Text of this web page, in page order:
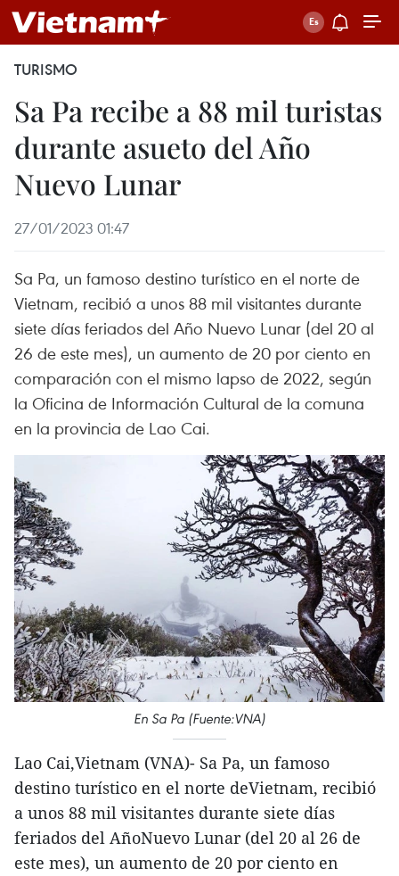
TURISMO
Sa Pa recibe a 88 mil turistas
durante asueto del Año
Nuevo Lunar
27/01/2023 01:47
Sa Pa, un famoso destino turístico en el norte de
Vietnam, recibió a unos 88 mil visitantes durante
siete días feriados del Año Nuevo Lunar (del 20 al
26 de este mes), un aumento de 20 por ciento en
comparación con el mismo lapso de 2022, según
la Oficina de Información Cultural de la comuna
en la provincia de Lao Cai.
En Sa Pa (Fuente:VNA)
Lao Cai,Vietnam (VNA)- Sa Pa, un famoso
destino turístico en el norte deVietnam, recibió
a unos 88 mil visitantes durante siete días
feriados del AñoNuevo Lunar (del 20 al 26 de
este mes), un aumento de 20 por ciento en